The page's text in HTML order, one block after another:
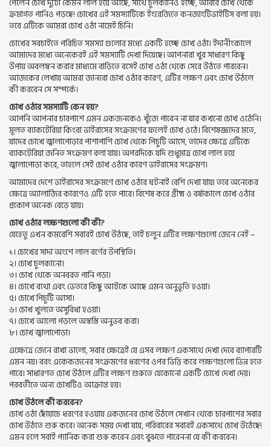
ক্রমাগত পানিও পড়ছে! চোখের এই সমস্যাটিকে ইংরেজিতে কনজাংটিভাইটিস বলা হয়।
তবে এটিকে আমরা চোখ ওঠা নামেই চিনি।
চোখের সবচাইতে পরিচিত সমস্যা গুলোর মধ্যে একটি হচ্ছে চোখ ওঠা। ইদানীংকালে
আমাদের মধ্যে অনেকেরই এই সমস্যাটি দেখা দিয়েছে। আপনারা খুব সাধারণ কিছু
উপায় অবলম্বন করার মাধ্যমে বাড়িতে বসেই চোখ ওঠা থেকে সেরে উঠতে পারবেন।
আজকের লেখায় আমরা জানবো চোখ ওঠার কারণ, এটির লক্ষণ এবং চোখ উঠলে
কী করবেন সে সম্পর্কে।
চোখ ওঠার সমস্যাটি কেন হয়?
আপনি আপনার চারপাশে এমন একজনকেও খুঁজে পাবেন না যার কখনো চোখ ওঠেনি।
মূলত ব্যাকটেরিয়া কিংবা ভাইরাসের সংক্রমণের ফলেই চোখ ওঠে। বিশেষজ্ঞদের মতে,
যাদের চোখে জ্বালাপোড়ার পাশাপাশি চোখ থেকে পিচুটি আসে, তাদের ক্ষেত্রে এটিকে
ব্যাকটেরিয়া জনিত সংক্রমণ বলা যায়। অপরদিকে যদি শুধুমাত্র চোখ লাল হয়ে
জ্বালাপোড়া করে, তাহলে সেই চোখ ওঠার কারণ ভাইরাসের সংক্রমণ।
আমাদের দেশে ভাইরাসের সংক্রমণে চোখ ওঠার ঘটনাই বেশি দেখা যায়৷ তবে অনেকের
ক্ষেত্রে অ্যালার্জির কারণেও এটি হতে পারে। বিশেষ করে গ্রীষ্ম ও বর্ষাকালে চোখ ওঠার
প্রকোপ অনেক বেড়ে যায়।
চোখ ওঠার লক্ষণগুলো কী কী?
যেহেতু এখন কমবেশি সবারই চোখ উঠছে, তাই চলুন এটির লক্ষণগুলো জেনে নেই –
১। চোখের সাদা অংশে লাল বর্ণের উপস্থিতি।
২। চোখ চুলকানো।
৩। চোখ থেকে অনবরত পানি পড়া।
৪। চোখে ব্যথা এবং ভেতরে কিছু আটকে আছে এমন অনুভূতি হওয়া।
৫। চোখে পিচুটি আসা।
৬। চোখ খুলতে অসুবিধা হওয়া।
৭। চোখে আলো পড়লে অস্বস্তি অনুভব করা।
৮। চোখ জ্বালাপোড়া।
এক্ষেত্রে জেনে রাখা ভালো, সবার ক্ষেত্রেই যে এসব লক্ষণ একসাথে দেখা দেবে ব্যাপারটি
এমন নয়। বরং একেকজনের সংক্রমণের ধরণের ওপর ভিত্তি করে লক্ষণগুলো ভিন্ন হতে
পারে। সাধারণত চোখ উঠলে এটির লক্ষণ শুরুতে যেকোনো একটি চোখে দেখা দেয়।
পরবর্তীতে অন্য চোখটিও আক্রান্ত হয়।
চোখ উঠলে কী করবেন?
চোখ ওঠা ছোঁয়াচে ধরণের হওয়ায় একজনের চোখ উঠলে সেখান থেকে চারপাশের সবার
চোখ উঠতে শুরু করে। অনেক সময় দেখা যায়, পরিবারের সবারই একসাথে চোখ উঠেছে!
এমন হলে সবাই প্যানিক করা শুরু করেন এবং বুঝতে পারেননা যে কী করবেন।